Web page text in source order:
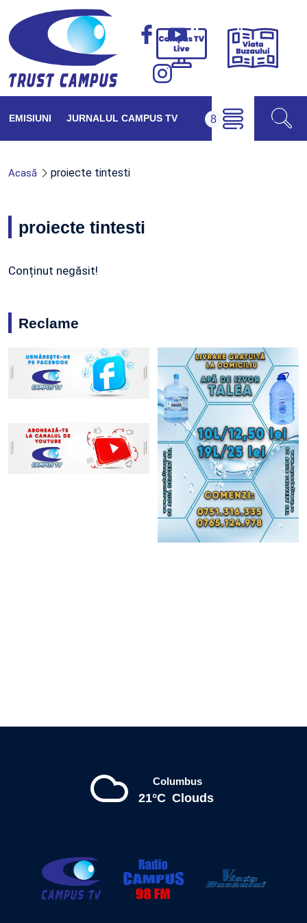
Campus
Viața
EMISIUNI JURNALUL CAMPUS TV
Acasă proiecte tintesti
proiecte tintesti
Conținut negăsit!
Reclame
Columbus
21°C Clouds